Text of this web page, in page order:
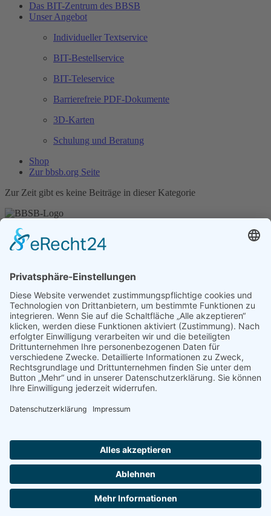
Das BIT-Zentrum des BBSB
Unser Angebot
Individueller Textservice
BIT-Bestellservice
BIT-Teleservice
Barrierefreie PDF-Dokumente
3D-Karten
Schulung und Beratung
Shop
Zur bbsb.org Seite
Zur Zeit gibt es keine Beiträge in dieser Kategorie
Unser Angebot
Shop
Datenschutz
Kontakt
Transparenzerklärung
BBSB-Inform: täglich aktualisierte Infos
für sehbehinderte und blinde Menschen
Anmeldung Newsletter BBSB-Inform
Unser Newsletter für Unterstützer